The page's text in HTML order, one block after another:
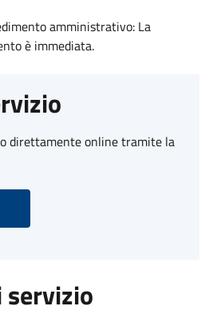
amministrativo: La
è immediata.
direttamente online tramite la
servizio